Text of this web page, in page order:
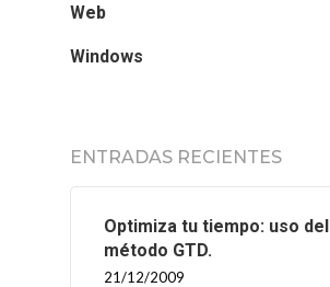
Web
Windows
ENTRADAS RECIENTES
Optimiza tu tiempo: uso del
método GTD.
21/12/2009